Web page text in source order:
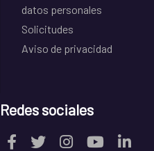
datos personales
Solicitudes
Aviso de privacidad
Redes sociales